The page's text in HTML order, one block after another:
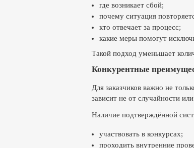
где возникает сбой;
почему ситуация
кто отвечает за процесс;
какие меры помогут
Такой подход уменьшает
Конкурентные
Для заказчиков важно не
зависит не от случайности
Наличие подтверждённой
участвовать в конкурсах;
проходить внутренние